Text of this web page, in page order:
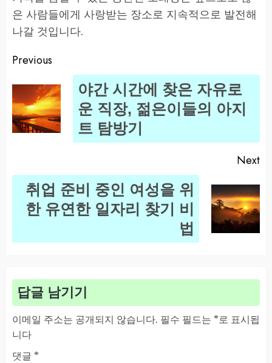
은 사람들에게 사랑받는 장소로 지속적으로 발전해
나갈 것입니다.
Post
navigation
Previous
야간 시간에 찾은 자유로
운 직장, 젊은이들의 아지
트 탐방기
Next
Next
취업 준비 중인 여성을 위
한 유연한 일자리 찾기 비
법
답글 남기기
이메일 주소는 공개되지 않습니다. 필수 필드는 *로 표시됩
니다
댓글 *